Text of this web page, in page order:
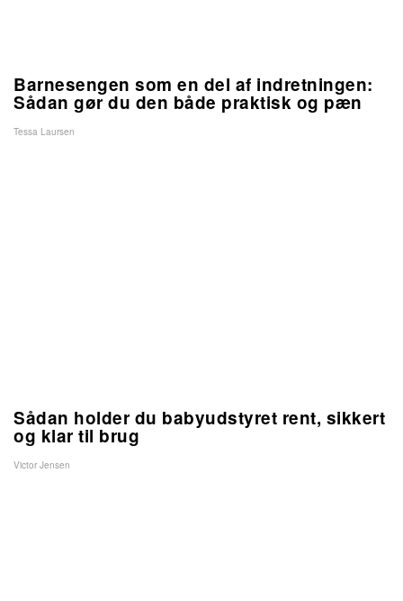
Barnesengen som en del af indretningen:
Sådan gør du den både praktisk og pæn
Tessa Laursen
Sådan holder du babyudstyret rent, sikkert
og klar til brug
Victor Jensen